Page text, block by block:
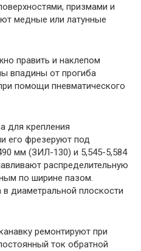
призмами и
медные или латунные
править и наклепом
впадины от прогиба
помощи пневматического
для крепления
его фрезеруют под
мм (ЗИЛ-130) и 5,545-5,584
распределительную
по ширине пазом.
диаметральной плоскости
ремонтируют при
ток обратной